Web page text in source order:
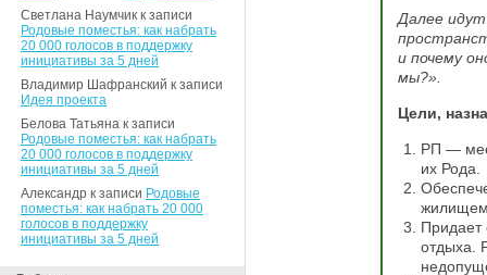
Светлана Наумчик к записи
Родовые поместья: как набрать
20 000 голосов в поддержку
инициативы за 5 дней
Владимир Шафранский к записи
Идея проекта
Белова Татьяна к записи
Родовые поместья: как набрать
20 000 голосов в поддержку
инициативы за 5 дней
Александр к записи Родовые
поместья: как набрать 20 000
голосов в поддержку
инициативы за 5 дней
Далее
и почему
мы?».
Цели,
РП —
их Рода.
Придает
отдыха.